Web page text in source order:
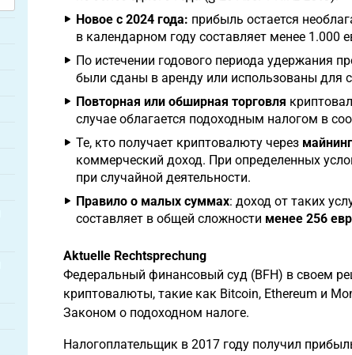
Новое с 2024 года: прибыль остается
в календарном году составляет менее 1.000
По истечении годового периода удержания
были сданы в аренду или использованы для
Повторная или обширная торговля
случае облагается подоходным налогом в
Те, кто получает криптовалюту через
коммерческий доход. При определенных
при случайной деятельности.
Правило о малых суммах: доход от таких
составляет в общей сложности менее 256
Aktuelle Rechtsprechung
Федеральный финансовый суд (BFH) в своем
криптовалюты, такие как Bitcoin, Ethereum и
Законом о подоходном налоге.
Налогоплательщик в 2017 году получил